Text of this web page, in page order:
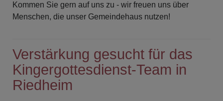
Kommen Sie gern auf uns zu - wir freuen uns über
Menschen, die unser Gemeindehaus nutzen!
Verstärkung gesucht für das
Kingergottesdienst-Team in
Riedheim